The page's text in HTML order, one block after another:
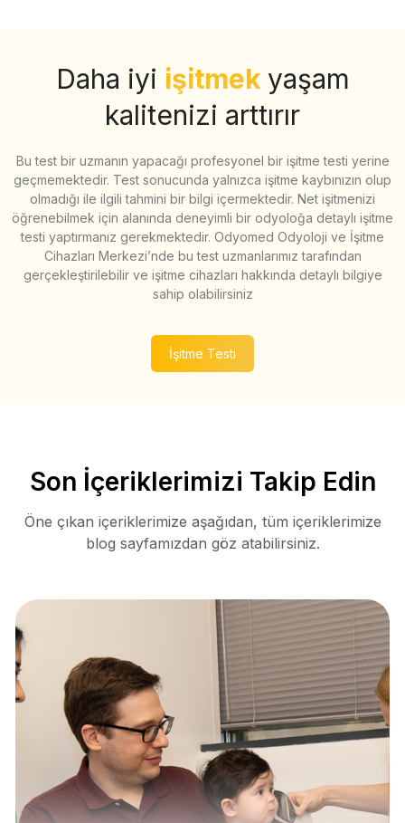
Daha iyi işitmek yaşam
kalitenizi arttırır
Bu test bir uzmanın yapacağı profesyonel bir işitme testi yerine
geçmemektedir. Test sonucunda yalnızca işitme kaybınızın olup
olmadığı ile ilgili tahmini bir bilgi içermektedir. Net işitmenizi
öğrenebilmek için alanında deneyimli bir odyoloğa detaylı işitme
testi yaptırmanız gerekmektedir. Odyomed Odyoloji ve İşitme
Cihazları Merkezi’nde bu test uzmanlarımız tarafından
gerçekleştirilebilir ve işitme cihazları hakkında detaylı bilgiye
sahip olabilirsiniz
İşitme Testi
Son İçeriklerimizi Takip Edin
Öne çıkan içeriklerimize aşağıdan, tüm içeriklerimize
blog sayfamızdan göz atabilirsiniz.